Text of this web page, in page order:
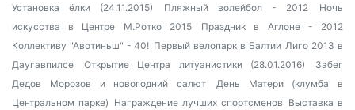
Установка ёлки (24.11.2015)
Пляжный волейбол - 2012
Ночь
искусства в Центре М.Ротко 2015
Праздник в Аглоне - 2012
Коллективу "Авотиньш" - 40! Первый велопарк в Балтии Лиго 2013 в
Даугавпилсе
Открытие Центра литуанистики (28.01.2016)
Забег
Дедов Морозов и новогодний салют
День Матери (клумба в
Центральном парке) Награждение лучших спортсменов Выставка в